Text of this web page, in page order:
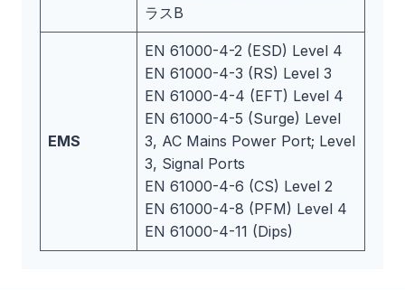
ラスB
EMS
EN 61000-4-2 (ESD) Level 4
EN 61000-4-3 (RS) Level 3
EN 61000-4-4 (EFT) Level 4
EN 61000-4-5 (Surge) Level
3, AC Mains Power Port; Level
3, Signal Ports
EN 61000-4-6 (CS) Level 2
EN 61000-4-8 (PFM) Level 4
EN 61000-4-11 (Dips)